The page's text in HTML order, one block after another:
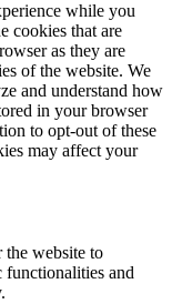
while you
cookies that are
as they are
of the website. We
and understand how
in your browser
to opt-out of these
may affect your
the website to
functionalities and